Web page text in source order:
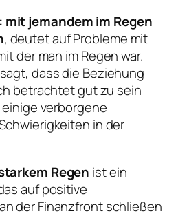
mit jemandem im Regen
, deutet auf Probleme mit
der man im Regen war.
dass die Beziehung
betrachtet gut zu sein
verborgene
in der
Regen ist ein
auf positive
der Finanzfront schließen